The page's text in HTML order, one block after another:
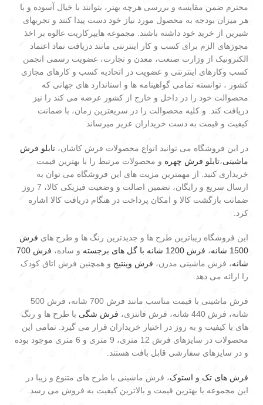
محترم ضمن مقایسه و بررسی هرچه بهتر، بتوانند با خیال آسوده و با
هر میزان بودجه به محصول مورد نیاز خود دست پیدا کنند و تجربهای
شیرین از خرید خود داشته باشند. مجموعه هایپرکارپت عالوه بر اخذ
مجوزهای الزم برای کسب و کار اینترنتی مانند دریافت نماد اعتماد
الکترونیک از وزارت صنعت، معدن و تجارت، عضویت رسمی انجمن
کسب وکارهای اینترنتی و عضویت در اتحادیه کسب و کارهای مجازی
کشور ، توانسته تمامی گواهینامه ها و استاندارد های جهانی که
محصوالت خود را در داخل و خارج از کشور عرضه می کند را نیز
دریافت کند. و کلیه محصوالت را در سریعترین زمان، با ضمانت
کیفیت و قیمت به دست خریداران عزیز میرساند
در این فروشگاه می توانید انواع محصولات فرش کاشان، تابلو فرش
ماشینی،تابلو فرش چهره و محصولات مرتبط را با بهترین قیمت
خریداری کنید. از مهمترین مزیت های این فروشگاه می توان به
ارسال سریع و رایگان، تضمین اصالت و وضعیت فیزیکی کالا، 7 روز
ضمانت بازگشت کالا و امکان پرداخت در هنگام دریافت کالا اشاره
کرد.
این فروشگاه زیباترین طرح ها و جدیدترین رنگ ها و طرح های فرش
1500 شانه
، فرش 1200 شانه با گل های برجسته و ساده،
فرش 700
شانه، فرش ماشینی مدرن، فرش وینتیج و همچنین فرش اتاق کودک
را ارائه می دهد.
فرش ماشینی با قیمت مناسب مانند فرش 700 شانه، فرش 500
شانه، فرش 440 شانه، فرش فانتزی،
فرش شگی با طرح ها و رنگ
های با کیفیت و به روز در اختیار خریداران قرار می گیرد. تمامی این
محصولات در سایزهای فرش 12 متری، 9 متری و 6 متری موجود بوده
و در سایزهای سفارشی قابل بافت هستند.
فرش های تک و استوک، فرش ماشینی با طرح های متنوع و زیبا در
این مجموعه با بهترین قیمت و بالاترین کیفیت به فروش می رسد.